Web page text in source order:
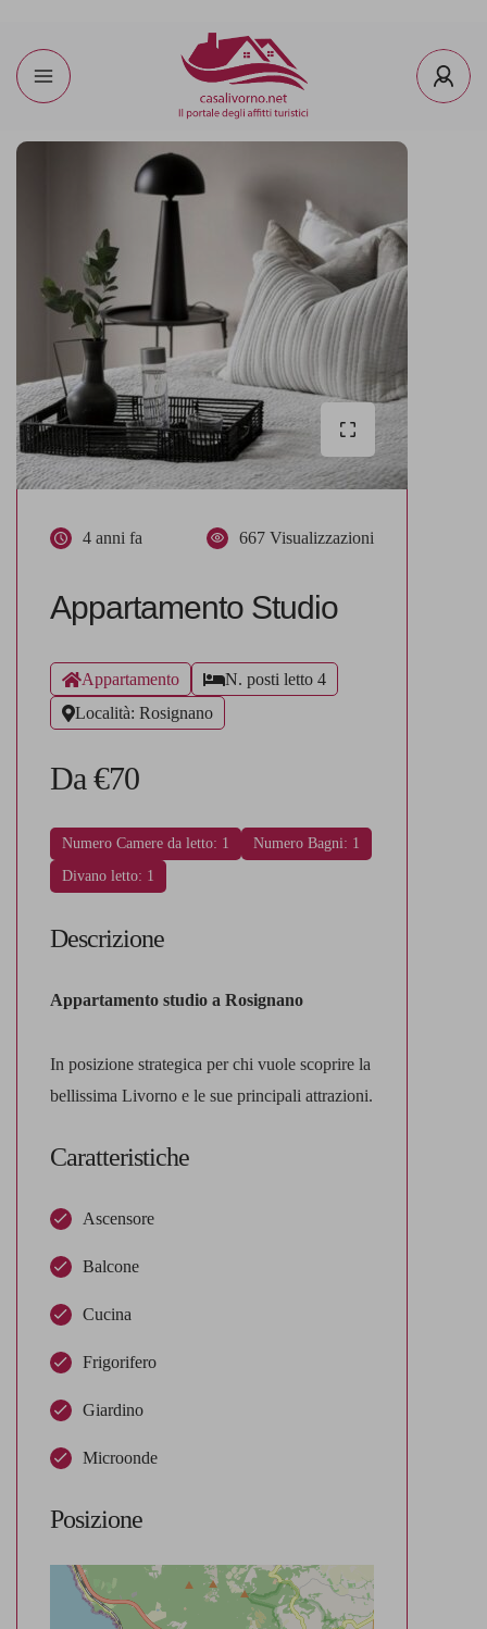
4 anni fa 667 Visualizzazioni
Appartamento Studio
Appartamento
N. posti letto 4
Località: Rosignano
Da €70
Numero Camere da letto: 1
Numero Bagni: 1
Divano letto: 1
Descrizione
Appartamento studio a Rosignano
In posizione strategica per chi vuole scoprire la
bellissima Livorno e le sue principali attrazioni.
Caratteristiche
Ascensore
Balcone
Cucina
Frigorifero
Giardino
Microonde
Posizione